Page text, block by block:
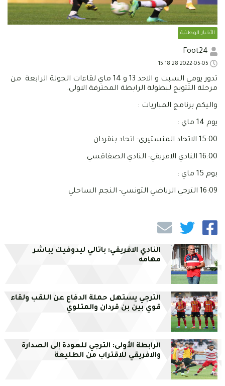
الأخبار الوطنية
تدور يومي السبت و الاحد 13 و 14 ماي لقاءات الجولة الرابعة من
مرحلة التتويج لبطولة الرابطة المحترفة الاولى.
واليكم برنامج المباريات :
يوم 14 ماي :
15:00 الاتحاد المنستيري- اتحاد بنقردان
16:00 النادي الافريقي- النادي الصفاقسي
بوم 15 ماي :
16:09 الترجي الرياضي التونسي- النجم الساحلي
النادي الافريقي: باتالي ليدوفيك يباشر
مهامه
الترجي يستهل حملة الدفاع عن اللقب ولقاء
قوي بين بن قردان والمتلوي
الرابطة الأولى: الترجي للعودة إلى الصدارة
والافريقي للاقتراب من الطليعة